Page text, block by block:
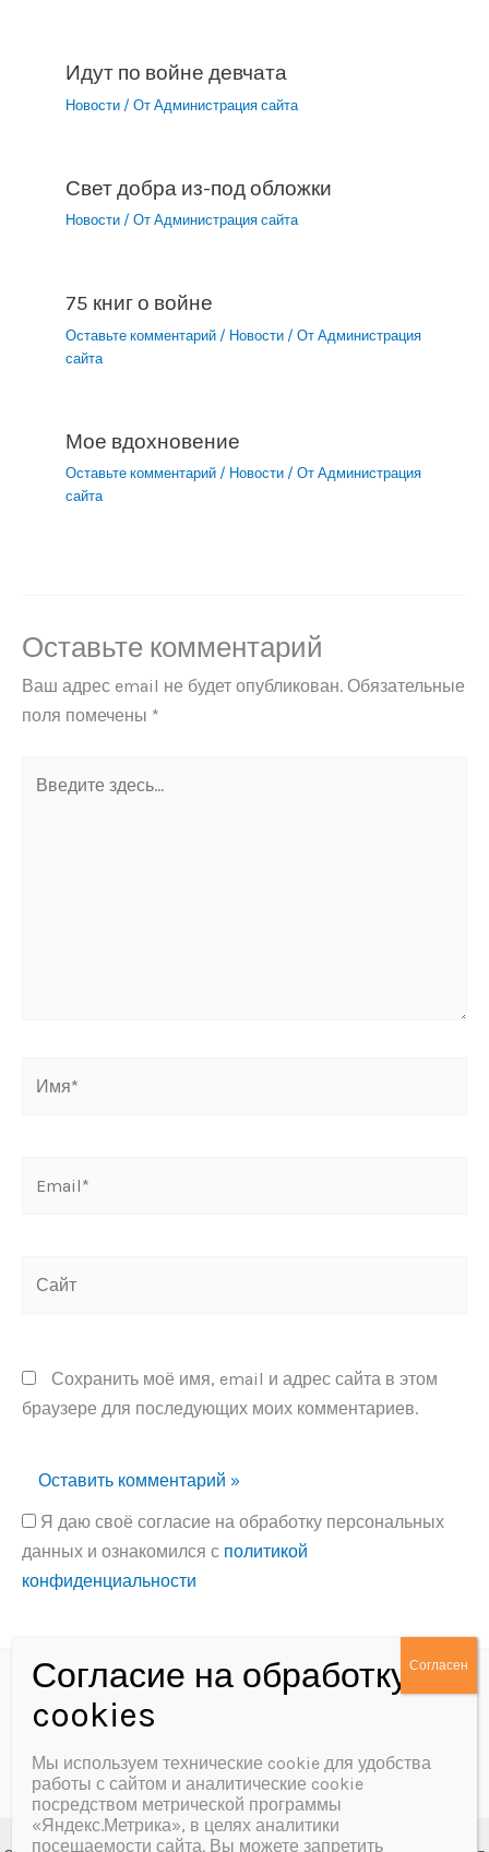
Идут по войне девчата
Новости / От Администрация сайта
Свет добра из-под обложки
Новости / От Администрация сайта
75 книг о войне
Оставьте комментарий / Новости / От Администрация
сайта
Мое вдохновение
Оставьте комментарий / Новости / От Администрация
сайта
Оставьте комментарий
Ваш адрес email не будет опубликован. Обязательные
поля помечены *
здесь...
Сохранить моё имя, email и адрес сайта в этом
браузере для последующих моих комментариев.
Я даю своё согласие на обработку персональных
данных и ознакомился с политикой
конфиденциальности
Политика конфиденциальности
Мы используем технические cookie для удобства
работы с сайтом и аналитические cookie
посредством метрической программы
«Яндекс.Метрика», в целях аналитики
посещаемости сайта. Вы можете запретить